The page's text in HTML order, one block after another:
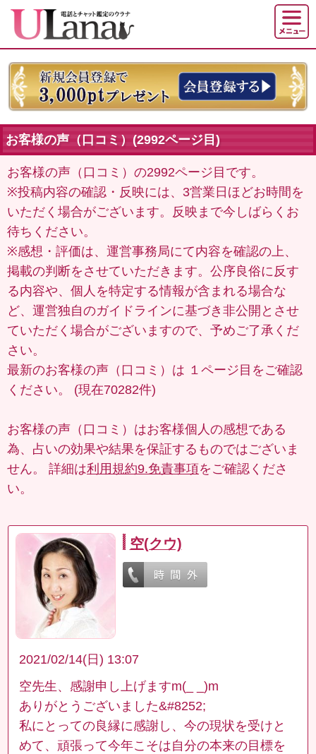
お客様の声（口コミ）(2992ページ目)
お客様の声（口コミ）の2992ページ目です。
※投稿内容の確認・反映には、3営業日ほどお時間を
いただく場合がございます。反映まで今しばらくお
待ちください。
※感想・評価は、運営事務局にて内容を確認の上、
掲載の判断をさせていただきます。公序良俗に反す
る内容や、個人を特定する情報が含まれる場合な
ど、運営独自のガイドラインに基づき非公開とさせ
ていただく場合がございますので、予めご了承くだ
さい。
最新のお客様の声（口コミ）は １ページ目 をご確認
ください。 (現在70282件)
お客様の声（口コミ）はお客様個人の感想である
為、占いの効果や結果を保証するものではございま
せん。 詳細は利用規約9.免責事項をご確認くださ
い。
空(クウ)
2021/02/14(日) 13:07
空先生、感謝申し上げますm(_ _)m
ありがとうございました&#8252;
私にとっての良縁に感謝し、今の現状を受けと
めて、頑張って今年こそは自分の本来の目標を